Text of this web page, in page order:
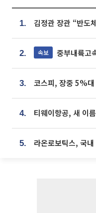
1.
2. 속보 중부내륙고
3.
4.
5.